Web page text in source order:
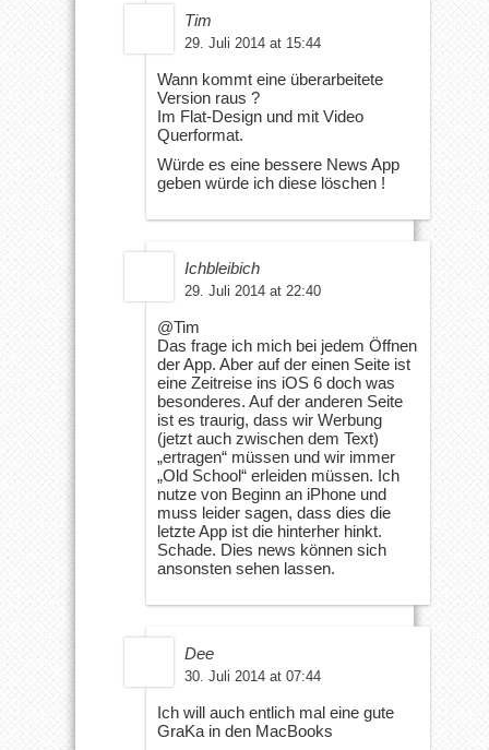
Tim
29. Juli 2014 at 15:44
Wann kommt eine überarbeitete
Version raus ?
Im Flat-Design und mit Video
Querformat.
Würde es eine bessere News App
geben würde ich diese löschen !
Ichbleibich
29. Juli 2014 at 22:40
@Tim
Das frage ich mich bei jedem Öffnen
der App. Aber auf der einen Seite ist
eine Zeitreise ins iOS 6 doch was
besonderes. Auf der anderen Seite
ist es traurig, dass wir Werbung
(jetzt auch zwischen dem Text)
„ertragen“ müssen und wir immer
„Old School“ erleiden müssen. Ich
nutze von Beginn an iPhone und
muss leider sagen, dass dies die
letzte App ist die hinterher hinkt.
Schade. Dies news können sich
ansonsten sehen lassen.
Dee
30. Juli 2014 at 07:44
Ich will auch entlich mal eine gute
GraKa in den MacBooks